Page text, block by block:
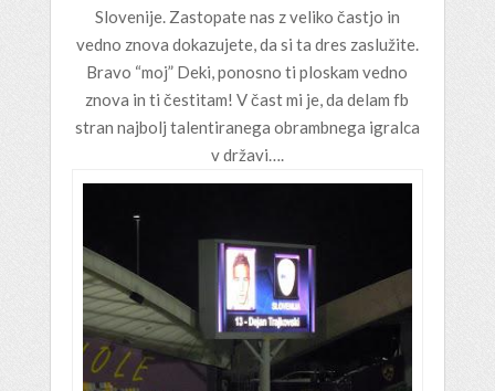
Slovenije. Zastopate nas z veliko častjo in
vedno znova dokazujete, da si ta dres zaslužite.
Bravo “moj” Deki, ponosno ti ploskam vedno
znova in ti čestitam! V čast mi je, da delam fb
stran najbolj talentiranega obrambnega igralca
v državi….